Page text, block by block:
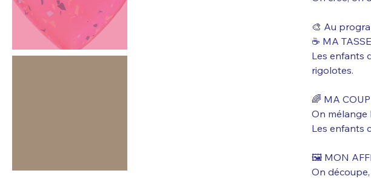
🎨 Au
☕ MA
Les enfants
rigolotes.
🌈 MA
On mélange
Les enfants
🖼️ MON
On